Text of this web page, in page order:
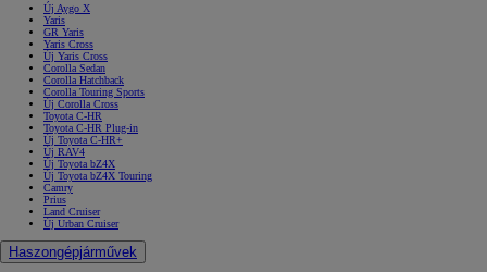
Új Aygo X
Yaris
GR Yaris
Yaris Cross
Új Yaris Cross
Corolla Sedan
Corolla Hatchback
Corolla Touring Sports
Új Corolla Cross
Toyota C-HR
Toyota C-HR Plug-in
Új Toyota C-HR+
Új RAV4
Új Toyota bZ4X
Új Toyota bZ4X Touring
Camry
Prius
Land Cruiser
Új Urban Cruiser
Haszongépjárművek